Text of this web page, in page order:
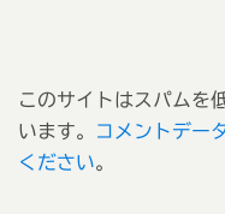
このサイトはスパム
います。
コメントデー
ください。